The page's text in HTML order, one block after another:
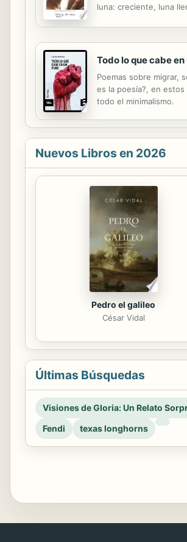
luna: creciente, luna
Todo lo que cabe en
Poemas sobre migrar,
es la poesía?, en
todo el minimalismo.
Nuevos Libros en 2026
Pedro el galileo
César Vidal
Últimas Búsquedas
Visiones de Gloria: Un Relato
Fendi
texas longhorns